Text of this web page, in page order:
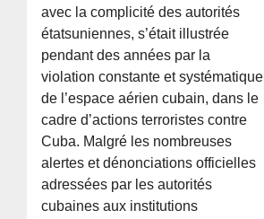
avec la complicité des autorités
étatsuniennes, s’était illustrée
pendant des années par la
violation constante et systématique
de l’espace aérien cubain, dans le
cadre d’actions terroristes contre
Cuba. Malgré les nombreuses
alertes et dénonciations officielles
adressées par les autorités
cubaines aux institutions